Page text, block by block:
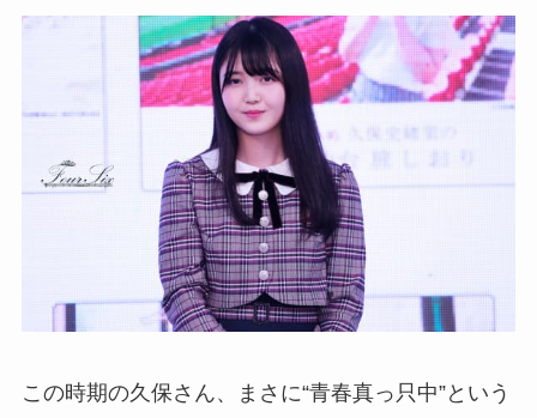
この時期の久保さん、まさに“青春真っ只中”という